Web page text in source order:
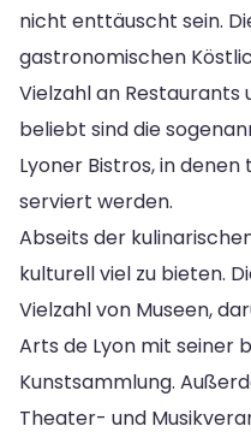
nicht enttäuscht sein.
gastronomischen
Vielzahl an Restaurants
beliebt sind die
Lyoner Bistros, in
serviert werden.
Abseits der
kulturell viel zu bieten.
Vielzahl von Museen,
Arts de Lyon mit seiner
Kunstsammlung.
Theater- und